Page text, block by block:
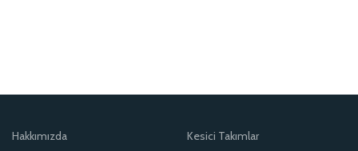
Hakkımızda
Kesici Takımlar